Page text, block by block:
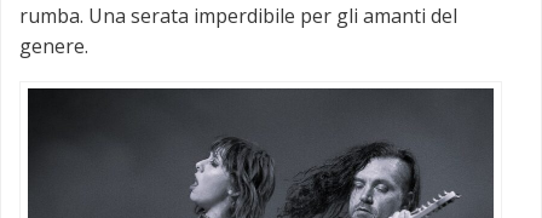
rumba. Una serata imperdibile per gli amanti del
genere.